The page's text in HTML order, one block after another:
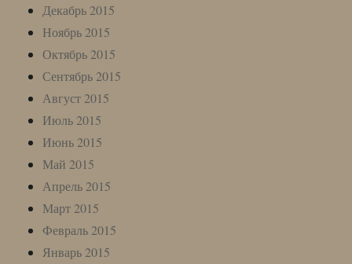
Декабрь 2015
Ноябрь 2015
Октябрь 2015
Сентябрь 2015
Август 2015
Июль 2015
Июнь 2015
Май 2015
Апрель 2015
Март 2015
Февраль 2015
Январь 2015